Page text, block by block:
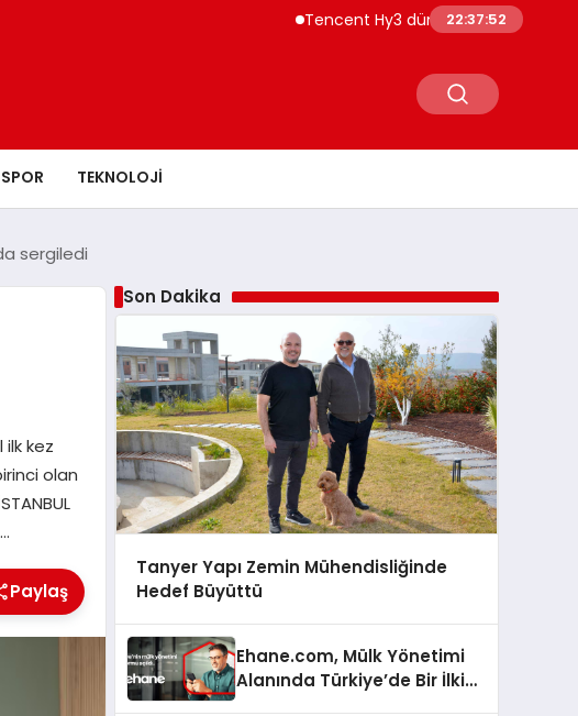
Tencent Hy3 dünya genelinde kullanıma
22:37:53
SPOR TEKNOLOJI
sergiledi
kez
olan
Paylaş
Son Dakika
Tanyer Yapı Zemin Mühendisliğinde
Hedef Büyüttü
Ehane.com, Mülk Yönetimi
Alanında Türkiye’de Bir İlki